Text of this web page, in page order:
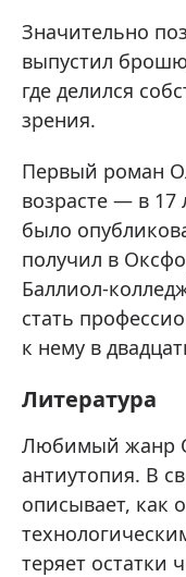
Значительно
выпустил
где делился
зрения.
Первый роман
возрасте — в 17
было
получил в
Баллиол-
стать
к нему в
Литература
Любимый жанр
антиутопия. В
описывает, как
теряет остатки